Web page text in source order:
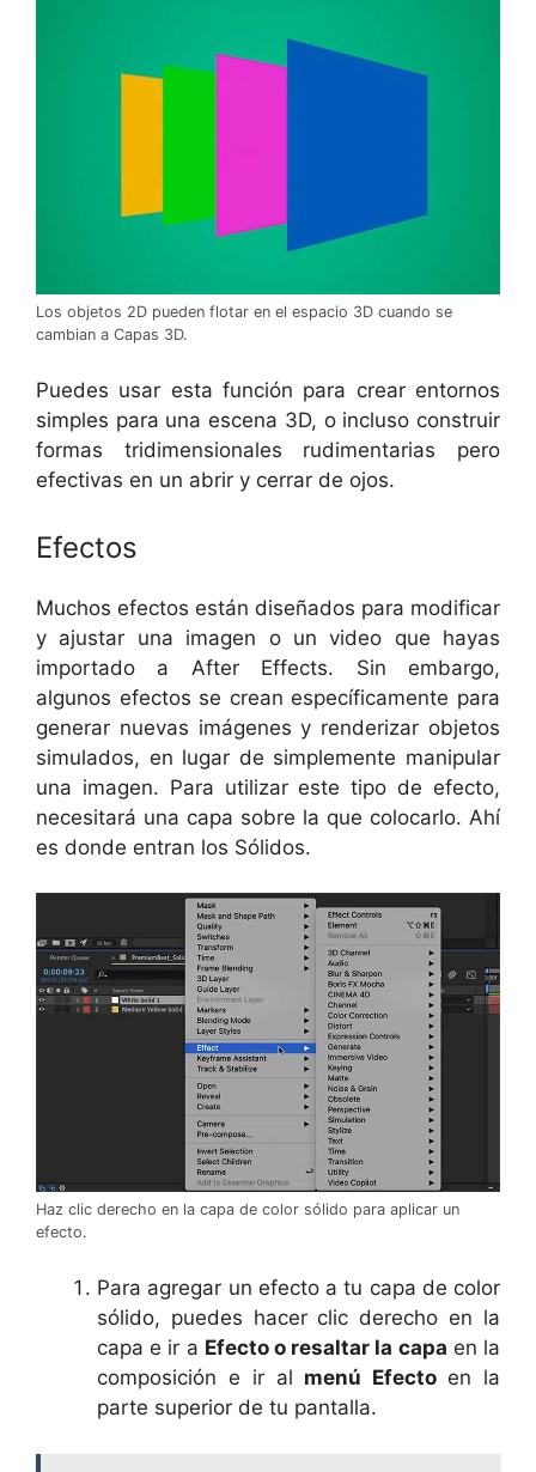
Los objetos 2D pueden flotar en el espacio 3D cuando se
cambian a Capas 3D.
Puedes usar esta función para crear entornos
simples para una escena 3D, o incluso construir
formas tridimensionales rudimentarias pero
efectivas en un abrir y cerrar de ojos.
Efectos
Muchos efectos están diseñados para modificar
y ajustar una imagen o un video que hayas
importado a After Effects. Sin embargo,
algunos efectos se crean específicamente para
generar nuevas imágenes y renderizar objetos
simulados, en lugar de simplemente manipular
una imagen. Para utilizar este tipo de efecto,
necesitará una capa sobre la que colocarlo. Ahí
es donde entran los Sólidos.
Haz clic derecho en la capa de color sólido para aplicar un
efecto.
Para agregar un efecto a tu capa de color
sólido, puedes hacer clic derecho en la
capa e ir a Efecto o resaltar la capa en la
composición e ir al menú Efecto en la
parte superior de tu pantalla.